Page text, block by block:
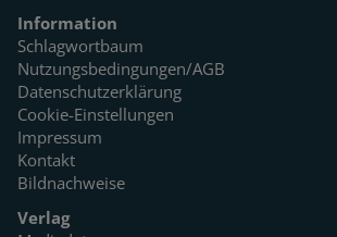
Information
Schlagwortbaum
Nutzungsbedingungen/AGB
Datenschutzerklärung
Cookie-Einstellungen
Impressum
Kontakt
Bildnachweise
Verlag